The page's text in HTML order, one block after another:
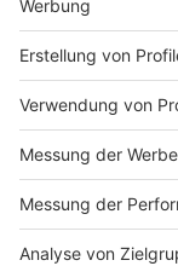
Zusammen mit
Coldplay mit